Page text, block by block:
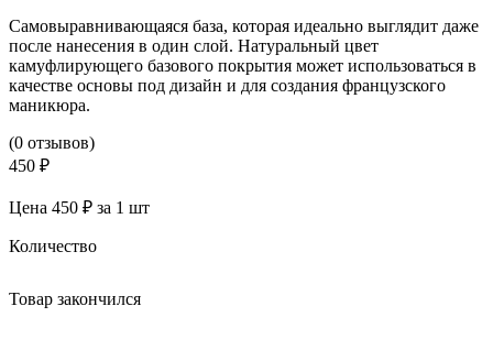
Самовыравнивающаяся база, которая идеально выглядит даже
после нанесения в один слой. Натуральный цвет
камуфлирующего базового покрытия может использоваться в
качестве основы под дизайн и для создания французского
маникюра.
(0 отзывов)
450 ₽
Цена 450 ₽ за 1 шт
Количество
Товар закончился